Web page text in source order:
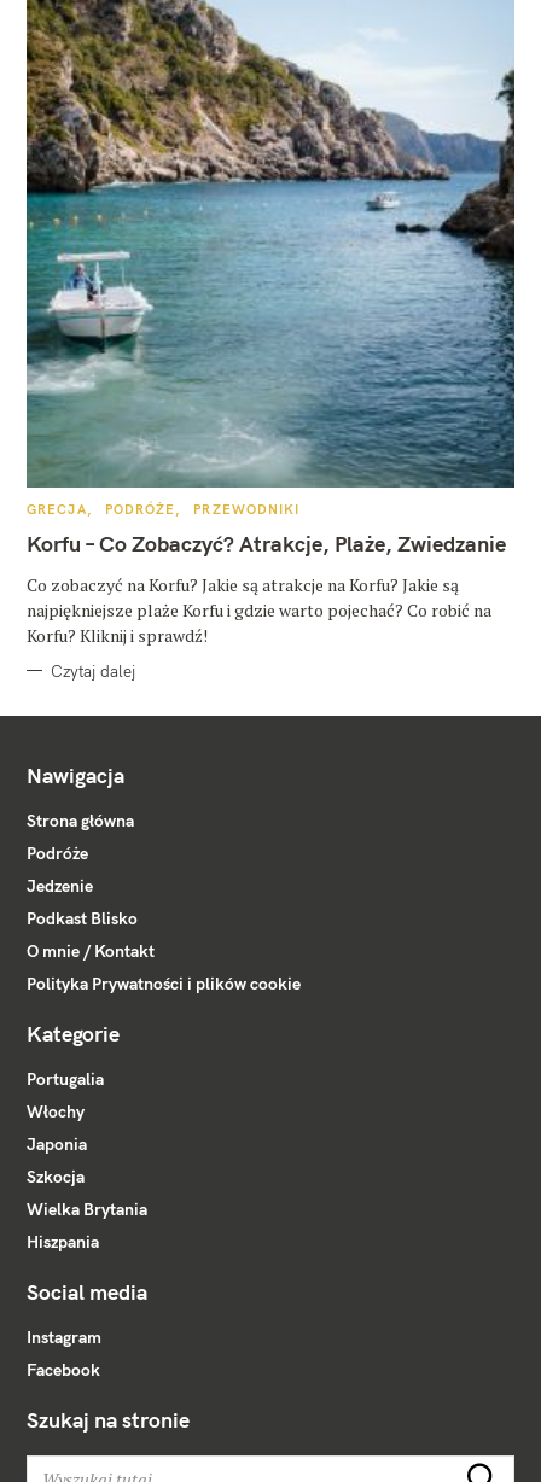
K
T
E
O
R
I
GRECJA PODRÓŻE PRZEWODNIKI
Korfu – Co Zobaczyć? Atrakcje, Plaże, Zwiedzanie
Co zobaczyć na Korfu? Jakie są atrakcje na Korfu? Jakie są
najpiękniejsze plaże Korfu i gdzie warto pojechać? Co robić na
Korfu? Kliknij i sprawdź!
Czytaj dalej
Nawigacja
Strona główna
Podróże
Jedzenie
Podkast Blisko
O mnie / Kontakt
Polityka Prywatności i plików cookie
Kategorie
Portugalia
Włochy
Japonia
Szkocja
Wielka Brytania
Hiszpania
Social media
Instagram
Facebook
Szukaj na stronie